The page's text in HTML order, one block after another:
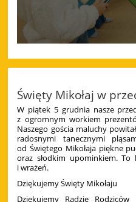
Święty Mikołaj w
W piątek 5 grudnia nasze
z ogromnym workiem
Naszego gościa maluchy
radosnymi tanecznymi
od Świętego Mikołaja piękne
oraz słodkim upominkiem. To
i wrażeń.
Dziękujemy Święty Mikołaju
Dziękujemy Radzie